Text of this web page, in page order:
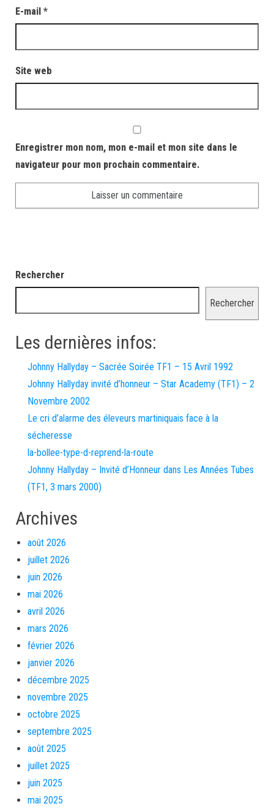
E-mail *
Site web
Enregistrer mon nom, mon e-mail et mon site dans le
navigateur pour mon prochain commentaire.
Rechercher
Rechercher
Les dernières infos:
Johnny Hallyday – Sacrée Soirée TF1 – 15 Avril 1992
Johnny Hallyday invité d’honneur – Star Academy (TF1) – 2
Novembre 2002
Le cri d’alarme des éleveurs martiniquais face à la
sécheresse
la-bollee-type-d-reprend-la-route
Johnny Hallyday – Invité d’Honneur dans Les Années Tubes
(TF1, 3 mars 2000)
Archives
août 2026
juillet 2026
juin 2026
mai 2026
avril 2026
mars 2026
février 2026
janvier 2026
décembre 2025
novembre 2025
octobre 2025
septembre 2025
août 2025
juillet 2025
juin 2025
mai 2025